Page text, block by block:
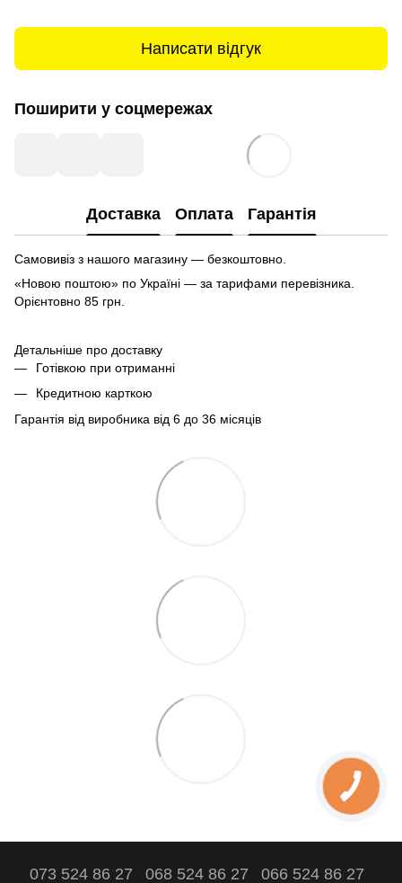
Написати відгук
Поширити у соцмережах
Доставка Оплата Гарантія
Самовивіз з нашого магазину — безкоштовно.
«Новою поштою» по Україні — за тарифами перевізника.
Орієнтовно 85 грн.
Детальніше про доставку
Готівкою при отриманні
Кредитною карткою
Гарантія від виробника від 6 до 36 місяців
073 524 86 27 068 524 86 27 066 524 86 27